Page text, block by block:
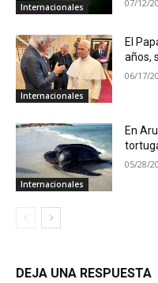
Internacionales 07/12/
Internacionales
El
años,
06/17/
Internacionales
En
05/28/
DEJA UNA RESPUESTA